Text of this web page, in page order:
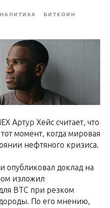
БИТКОИН
Артур Хейс считает, что
момент, когда мировая
нефтяного кризиса.
опубликовал доклад на
изложил
BTC при резком
По его мнению,